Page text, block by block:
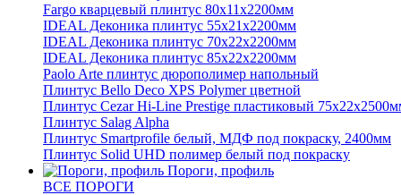
Fargo кварцевый плинтус 80х11х2200мм
IDEAL Деконика плинтус 55х21х2200мм
IDEAL Деконика плинтус 70х22х2200мм
IDEAL Деконика плинтус 85х22х2200мм
Paolo Arte плинтус дюрополимер напольный
Плинтус Bello Deco XPS Polymer цветной
Плинтус Cezar Hi-Line Prestige пластиковый
Плинтус Salag Alpha
Плинтус Smartprofile белый, МДФ под покраску, 2400мм
Плинтус Solid UHD полимер белый под покраску
Пороги, профиль
ВСЕ ПОРОГИ